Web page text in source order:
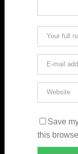
Save
this